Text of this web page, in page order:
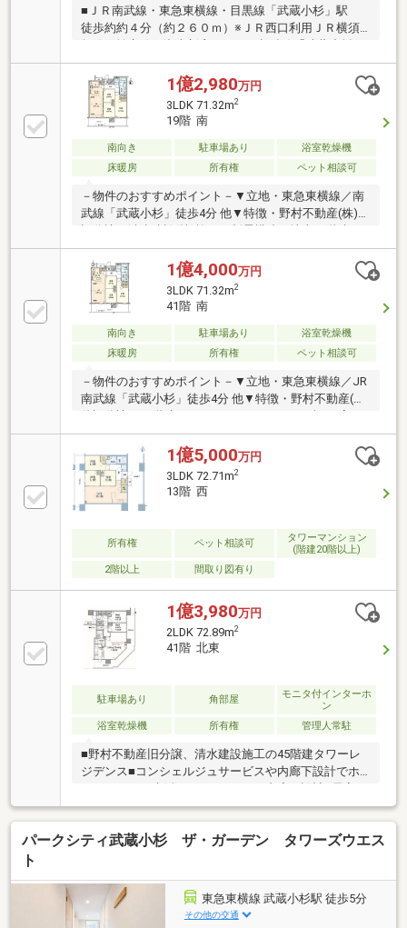
■ＪＲ南武線・東急東横線・目黒線「武蔵小杉」駅
徒歩約約４分（約２６０ｍ）※ＪＲ西口利用ＪＲ横須
賀線・埼京線・湘南新宿ライン・相鉄線「武蔵小杉」
駅 徒歩約１０分（約７３０ｍ）※ＪＲ網島街道改札
使用計７路線利用可能。都内や横浜、さらには新横浜
方面への移動がスムーズです。■駅周辺には大規模な
商業施設が集中しており、日用品の買い出しから休日
のショッピングまで駅周辺で完結します。■地上４５
階建３６階部分・ＬＤＫ約１６．７帖
1億2,980万円
3LDK 71.32m2
19階 南
南向き 駐車場あり
浴室乾燥機
床暖房
所有権 ペット相談可
－物件のおすすめポイント－▼立地・東急東横線／南
武線「武蔵小杉」徒歩4分 他▼特徴・野村不動産(株)他
旧分譲、清水建設(株)施工・制震構造の地上45階建タ
ワーレジデンス・売主様が室内を大変きれいにご利用
されております・横浜方面の眺望がきれいに抜ける南
向き住戸です・食洗機・ディスポーザー搭載のL字型
キッチン・主寝室にWICを設置・24時間ゴミ出し可
能・ペット飼育可能(細則有)、足洗い場有▼設備・床
暖房(LD)・ミストサウナ／浴室乾燥機・トリプルセキ
ュリティシステム・宅配ボックス■物件の詳細・ご相
1億4,000万円
3LDK 71.32m2
41階 南
南向き 駐車場あり
浴室乾燥機
床暖房
所有権 ペット相談可
－物件のおすすめポイント－▼立地・東急東横線／JR
南武線「武蔵小杉」徒歩4分 他▼特徴・野村不動産(株)
他旧分譲、45階建タワーレジデンス・LDを含む3室が
バルコニーに面する設計・洋室2室がLDに隣接、扉を
開放し一体利用も可能・L字型の対面式キッチン・全
居室収納有、主寝室にWIC付・ペット飼育可能(細則有
／足洗い場有)・コンシェルジュサービス有・各階にゴ
ミステーションを設置▼設備・床暖房(LD部分)・食洗
希望の住まい探しをお手伝いします ━━━━━・・・
物件の詳細・ご相談はお気軽にお問い合わせくださ
1億5,000万円
3LDK 72.71m2
13階 西
所有権 ペット相談可
タワーマンション
(階建20階以上)
2階以上
間取り図有り
1億3,980万円
2LDK 72.89m2
41階 北東
駐車場あり 角部屋
モニタ付インターホ
ン
浴室乾燥機
所有権 管理人常駐
■野村不動産旧分譲、清水建設施工の45階建タワーレ
ジデンス■コンシェルジュサービスや内廊下設計でホ
テルライクな生活■ホテルライクな内廊下設計■居室す
べてがバルコニーに面した間取り■玄関にシューズイ
ンクローゼットあり■リビングにエコカラット採用■廊
下に約1.6帖と約0.6帖の収納あり■各階に24時間365日
ライブラリーラウンジリラクゼーションラウンジスタ
ディルームマルチラウンジ(集会室)ママズラウンジ＆
パークシティ武蔵小杉 ザ・ガーデン タワーズウエス
ト
東急東横線 武蔵小杉駅 徒歩5分
その他の交通